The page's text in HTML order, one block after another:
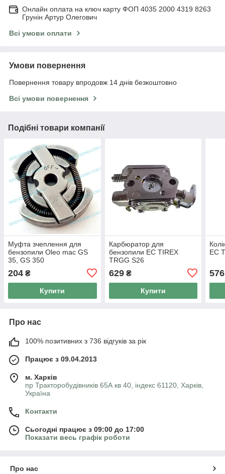
Онлайн оплата на ключ карту ФОП 4035 2000 4319 8263
Грунін Артур Олегович
Всі умови оплати
Умови повернення
Повернення товару впродовж 14 днів безкоштовно
Всі умови повернення
Подібні товари компанії
Муфта зчеплення для
бензопили Oleo mac GS
35, GS 350
204 ₴
Купити
Карбюратор для
бензопили EC TIREX
TRGG S26
629₴
Купити
EC
576
Про нас
100% позитивних з 736 відгуків за рік
Працює з 09.04.2013
м. Харків
пр Тракторобудівників 65А кв 40, індекс 61120, Харків,
Україна
Контакти
Сьогодні працює з 09:00 до 17:00
Показати весь графік роботи
Про нас